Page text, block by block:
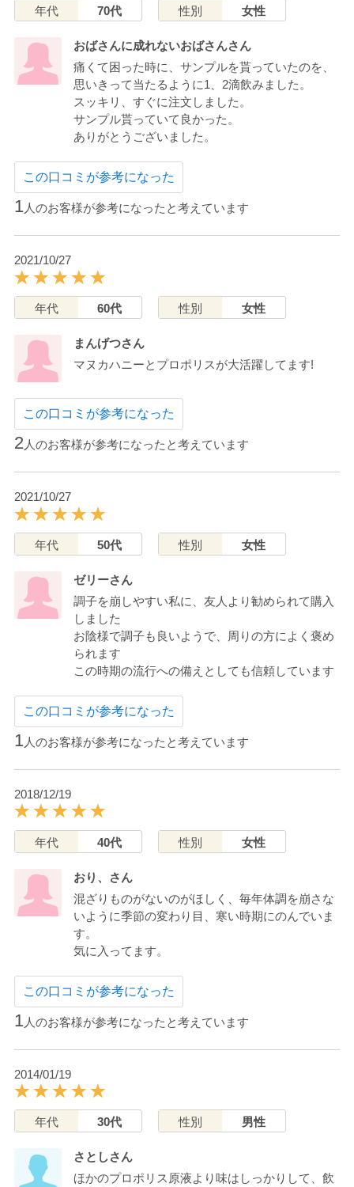
年代 70代 性別 女性
おばさんに成れないおばさんさん
痛くて困った時に、サンプルを貰っていたのを、
思いきって当たるように1、2滴飲みました。
スッキリ、すぐに注文しました。
サンプル貰っていて良かった。
ありがとうございました。
この口コミが参考になった
1 人のお客様が参考になったと考えています
2021/10/27
年代 60代 性別 女性
まんげつさん
マヌカハニーとプロポリスが大活躍してます!
この口コミが参考になった
2 人のお客様が参考になったと考えています
2021/10/27
年代 50代 性別 女性
ゼリーさん
調子を崩しやすい私に、友人より勧められて購入
しました
お陰様で調子も良いようで、周りの方によく褒め
られます
この時期の流行への備えとしても信頼しています
この口コミが参考になった
1 人のお客様が参考になったと考えています
2018/12/19
年代 40代 性別 女性
おり、さん
混ざりものがないのがほしく、毎年体調を崩さな
いように季節の変わり目、寒い時期にのんでいま
す。
気に入ってます。
この口コミが参考になった
1 人のお客様が参考になったと考えています
2014/01/19
年代 30代 性別 男性
さとしさん
ほかのプロポリス原液より味はしっかりして、飲